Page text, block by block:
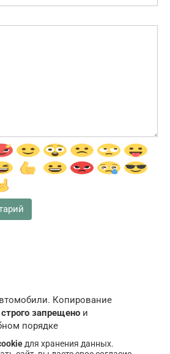
Копирование
строго запрещено и
порядке
для хранения данных.